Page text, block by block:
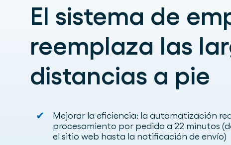
El sistema de
reemplaza las
distancias a pie
✔
Mejorar la eficiencia: la automatización
procesamiento por pedido a 22 minutos
el sitio web hasta la notificación de envío)